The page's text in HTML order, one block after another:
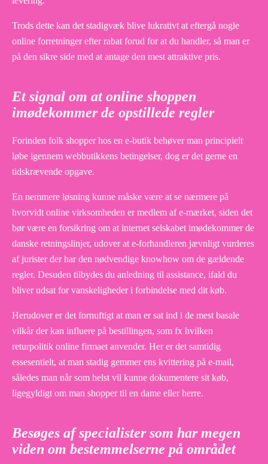
Trods dette kan det stadigvæk blive lukrativt at eftergå nogle
online forretninger efter rabat forud for at du handler, så man er
på den sikre side med at antage den mest attraktive pris.
Et signal om at online shoppen
imødekommer de opstillede regler
Forinden folk shopper hos en e-butik behøver man principielt
løbe igennem webbutikkens betingelser, dog er det gerne en
tidskrævende opgave.
En nemmere løsning kunne måske være at se nærmere på
hvorvidt online virksomheden er medlem af e-mærket, siden det
bør være en forsikring om at internet selskabet imødekommer de
danske retningslinjer, udover at e-forhandleren jævnligt vurderes
af jurister der har den nødvendige knowhow om de gældende
regler. Desuden tilbydes du anledning til assistance, ifald du
bliver udsat for vanskeligheder i forbindelse med dit køb.
Herudover er det fornuftigt at man er sat ind i de mest basale
vilkår der kan influere på bestillingen, som fx hvilken
returpolitik online firmaet anvender. Her er det samtidig
essesentielt, at man stadig gemmer ens kvittering på e-mail,
således man når som helst vil kunne dokumentere sit køb,
ligegyldigt om man shopper til en dame eller herre.
Besøges af specialister som har megen
viden om bestemmelserne på området